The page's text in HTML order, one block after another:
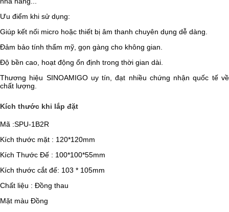
Ưu điểm khi sử dụng:
Giúp kết nối micro hoặc thiết bị âm thanh chuyên dụng dễ dàng.
Đảm bảo tính thẩm mỹ, gọn gàng cho không gian.
Độ bền cao, hoạt động ổn định trong thời gian dài.
Thương hiệu SINOAMIGO uy tín, đạt nhiều chứng nhận quốc tế về
chất lượng.
Kích thước khi lắp đặt
Mã :SPU-1B2R
Kích thước mặt : 120*120mm
Kích Thước Đế : 100*100*55mm
Kích thước cắt đế: 103 * 105mm
Chất liệu : Đồng thau
Mặt màu Đồng